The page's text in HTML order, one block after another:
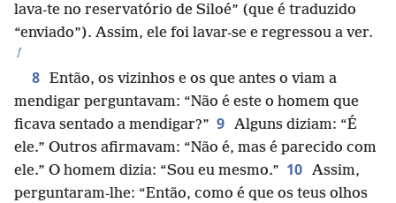
lava-te no reservatório de Siloé” (que é traduzido
“enviado”). Assim, ele foi lavar-se e regressou a ver.
f
8 Então, os vizinhos e os que antes o viam a
mendigar perguntavam: “Não é este o homem que
ficava sentado a mendigar?” 9 Alguns diziam: “É
ele.” Outros afirmavam: “Não é, mas é parecido com
ele.” O homem dizia: “Sou eu mesmo.” 10 Assim,
perguntaram-lhe: “Então, como é que os teus olhos